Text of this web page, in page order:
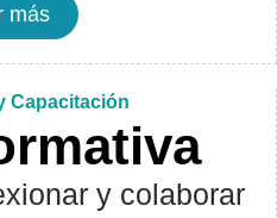
más
Capacitación
y colaborar